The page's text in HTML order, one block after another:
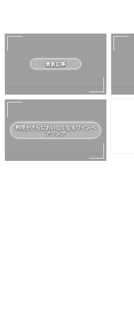
最新記事
料理がさらにおいしくなるワインペ
アリング